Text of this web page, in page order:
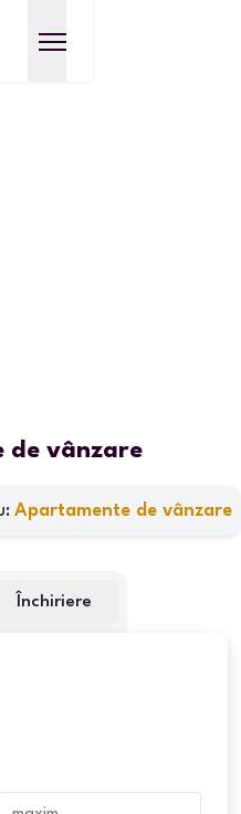
de vânzare
Apartamente de vânzare
Închiriere